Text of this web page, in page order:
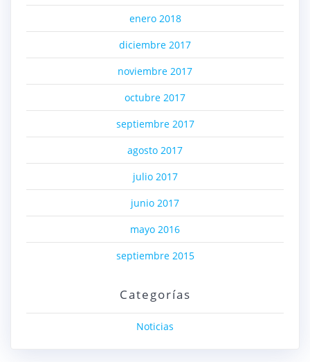
enero 2018
diciembre 2017
noviembre 2017
octubre 2017
septiembre 2017
agosto 2017
julio 2017
junio 2017
mayo 2016
septiembre 2015
Categorías
Noticias